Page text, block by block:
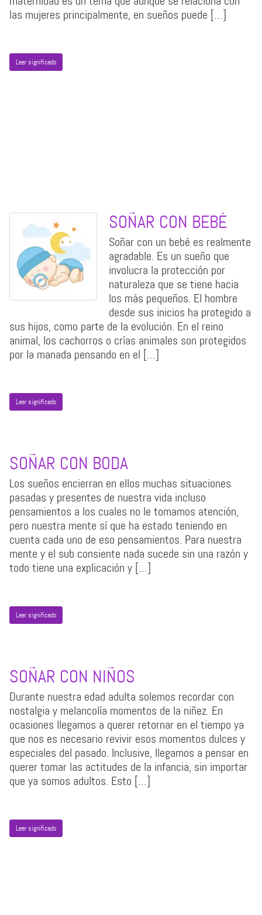
las mujeres principalmente, en sueños puede […]
Leer significado
SOÑAR CON BEBÉ
Soñar con un bebé es realmente
agradable. Es un sueño que
involucra la protección por
naturaleza que se tiene hacia
los más pequeños. El hombre
desde sus inicios ha protegido a
sus hijos, como parte de la evolución. En el reino
animal, los cachorros o crías animales son protegidos
por la manada pensando en el […]
Leer significado
SOÑAR CON BODA
Los sueños encierran en ellos muchas situaciones
pasadas y presentes de nuestra vida incluso
pensamientos a los cuales no le tomamos atención,
pero nuestra mente sí que ha estado teniendo en
cuenta cada uno de eso pensamientos. Para nuestra
mente y el sub consiente nada sucede sin una razón y
todo tiene una explicación y […]
Leer significado
SOÑAR CON NIÑOS
Durante nuestra edad adulta solemos recordar con
nostalgia y melancolía momentos de la niñez. En
ocasiones llegamos a querer retornar en el tiempo ya
que nos es necesario revivir esos momentos dulces y
especiales del pasado. Inclusive, llegamos a pensar en
querer tomar las actitudes de la infancia, sin importar
que ya somos adultos. Esto […]
Leer significado